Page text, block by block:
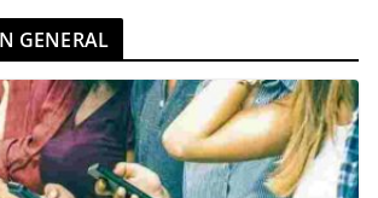
GENERAL